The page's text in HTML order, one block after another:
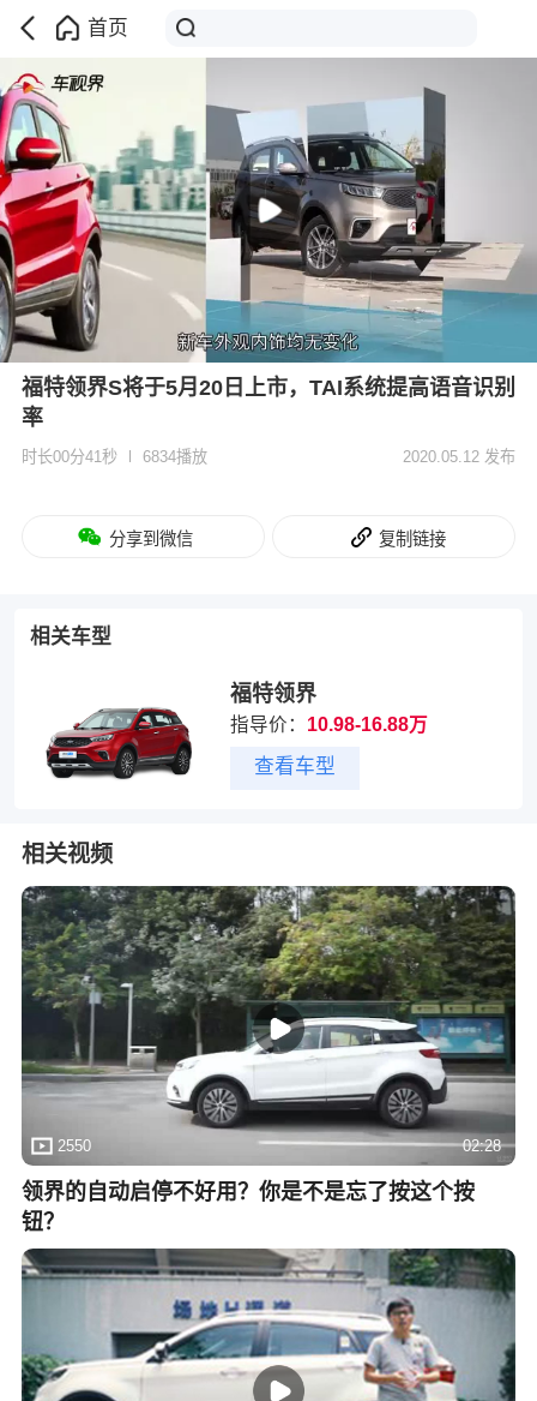
首页
福特领界S将于5月20日上市，TAI系统提高语音识别
率
时长00分41秒 6834播放 2020.05.12 发布
分享到微信 复制链接
相关车型
福特领界
指导价： 10.98-16.88万
查看车型
相关视频
2550 02:28
领界的自动启停不好用？你是不是忘了按这个按
钮？